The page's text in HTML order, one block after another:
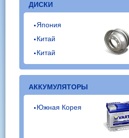
ДИСКИ
Япония
Китай
Китай
АККУМУЛЯТОРЫ
Южная Корея